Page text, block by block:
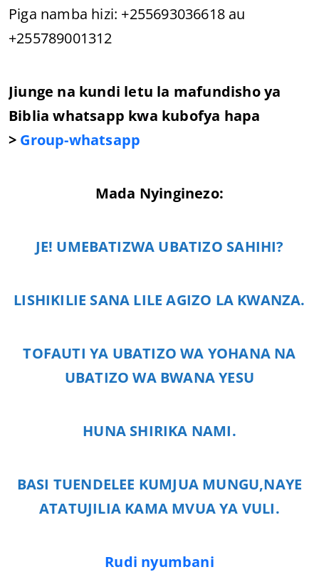
Piga namba hizi: +255693036618 au
+255789001312
Jiunge na kundi letu la mafundisho ya
Biblia whatsapp kwa kubofya hapa
> Group-whatsapp
Mada Nyinginezo:
JE! UMEBATIZWA UBATIZO SAHIHI?
LISHIKILIE SANA LILE AGIZO LA KWANZA.
TOFAUTI YA UBATIZO WA YOHANA NA
UBATIZO WA BWANA YESU
HUNA SHIRIKA NAMI.
BASI TUENDELEE KUMJUA MUNGU,NAYE
ATATUJILIA KAMA MVUA YA VULI.
Rudi nyumbani